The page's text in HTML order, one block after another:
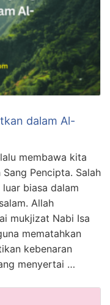
dalam Al-
membawa kita
Pencipta. Salah
biasa dalam
Allah
mukjizat Nabi Isa
mematahkan
kebenaran
menyertai …